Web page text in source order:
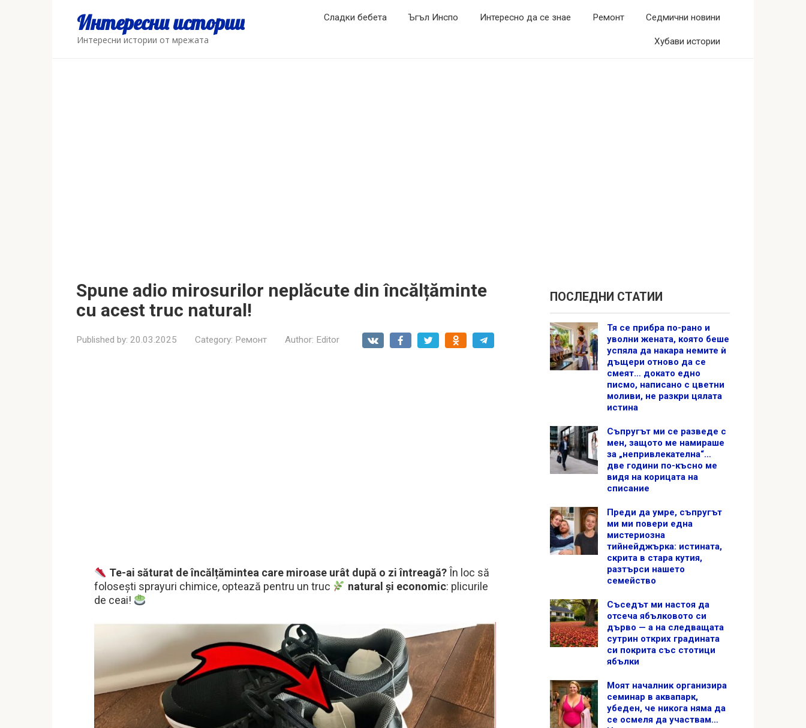
Интересни истории
Интересни истории от мрежата
Сладки бебета Ъгъл Инспо Интересно да се знае Ремонт Седмични новини
Хубави истории
Spune adio mirosurilor neplăcute din încălțăminte
cu acest truc natural!
Published by: 20.03.2025 Category: Ремонт Author: Editor
Te-ai săturat de încălțămintea care miroase urât după o zi întreagă?În loc să
folosești sprayuri chimice, optează pentru un truc
natural și economic: plicurile
de ceai!
ПОСЛЕДНИ СТАТИИ
Тя се прибра по-рано и
уволни жената, която беше
успяла да накара немите ѝ
дъщери отново да се
смеят… докато едно
писмо, написано с цветни
моливи, не разкри цялата
истина
Съпругът ми се разведе с
мен, защото ме намираше
за „непривлекателна“…
две години по-късно ме
видя на корицата на
списание
Преди да умре, съпругът
ми ми повери една
мистериозна
тийнейджърка: истината,
скрита в стара кутия,
разтърси нашето
семейство
Съседът ми настоя да
отсеча ябълковото си
дърво — а на следващата
сутрин открих градината
си покрита със стотици
ябълки
Моят началник организира
семинар в аквапарк,
убеден, че никога няма да
се осмеля да участвам…